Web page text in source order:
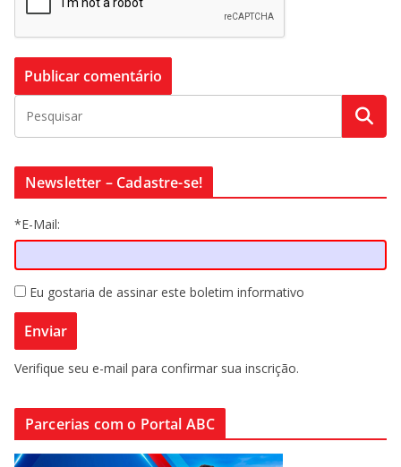
Newsletter – Cadastre-se!
*E-Mail:
Eu gostaria de assinar este boletim informativo
Verifique seu e-mail para confirmar sua inscrição.
Parcerias com o Portal ABC